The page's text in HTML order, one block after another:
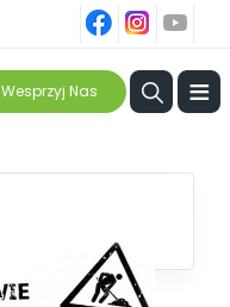
ins
Wesprzyj Nas ≡